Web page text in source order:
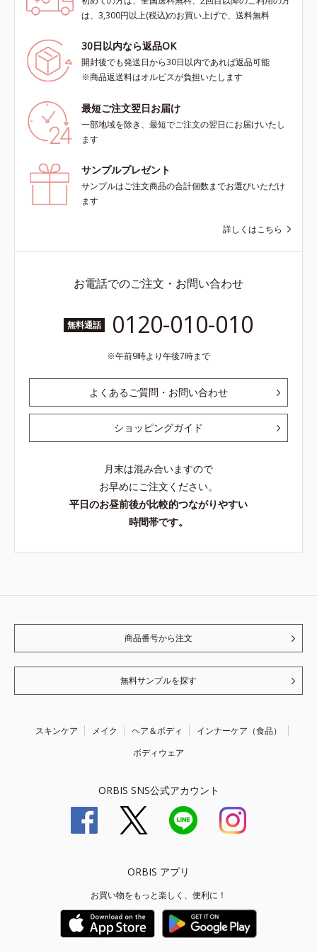
は、3,300円以上(税込)のお買い上げで、送料無料
30日以内なら返品OK
開封後でも発送日から30日以内であれば返品可能
※商品返送料はオルビスが負担いたします
最短ご注文翌日お届け
一部地域を除き、最短でご注文の翌日にお届けいたし
ます
サンプルプレゼント
サンプルはご注文商品の合計個数までお選びいただけ
ます
詳しくはこちら
お電話でのご注文・お問い合わせ
無料通話 0120-010-010
午前9時より午後7時まで
よくあるご質問・お問い合わせ
ショッピングガイド
月末は混み合いますので
お早めにご注文ください。
平日のお昼前後が比較的つながりやすい
時間帯です。
商品番号から注文
無料サンプルを探す
スキンケア メイク ヘア＆ボディ
インナーケア（食品）
ボディウェア
ORBIS SNS公式アカウント
ORBIS アプリ
お買い物をもっと楽しく、便利に！